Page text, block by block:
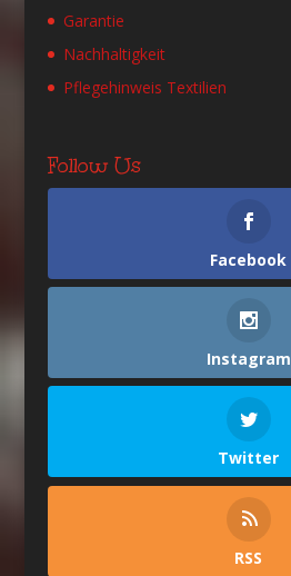
Garantie
Nachhaltigkeit
Pflegehinweis Textilien
Follow Us
Facebook
Instagram
Twitter
RSS